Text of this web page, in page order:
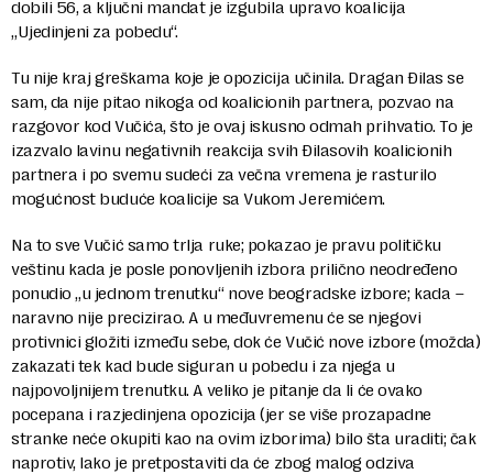
dobili 56, a klјučni mandat je izgubila upravo koalicija
„Ujedinjeni za pobedu“.
Tu nije kraj greškama koje je opozicija učinila. Dragan Đilas se
sam, da nije pitao nikoga od koalicionih partnera, pozvao na
razgovor kod Vučića, što je ovaj iskusno odmah prihvatio. To je
izazvalo lavinu negativnih reakcija svih Đilasovih koalicionih
partnera i po svemu sudeći za večna vremena je rasturilo
mogućnost buduće koalicije sa Vukom Jeremićem.
Na to sve Vučić samo trlјa ruke; pokazao je pravu političku
veštinu kada je posle ponovlјenih izbora prilično neodređeno
ponudio „u jednom trenutku“ nove beogradske izbore; kada –
naravno nije precizirao. A u međuvremenu će se njegovi
protivnici gložiti između sebe, dok će Vučić nove izbore (možda)
zakazati tek kad bude siguran u pobedu i za njega u
najpovolјnijem trenutku. A veliko je pitanje da li će ovako
pocepana i razjedinjena opozicija (jer se više prozapadne
stranke neće okupiti kao na ovim izborima) bilo šta uraditi; čak
naprotiv, lako je pretpostaviti da će zbog malog odziva